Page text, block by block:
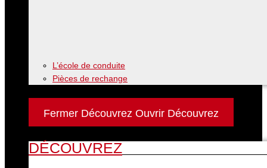
L’école de conduite
Pièces de rechange
Fermer Découvrez Ouvrir Découvrez
DÉCOUVREZ